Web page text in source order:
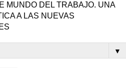
MUNDO DEL TRABAJO. UNA
A LAS NUEVAS
▼